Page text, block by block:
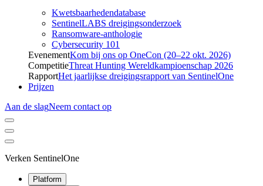
Kwetsbaarhedendatabase
SentinelLABS dreigingsonderzoek
Ransomware-anthologie
Cybersecurity 101
EvenementKom bij ons op OneCon (20–22 okt. 2026)
CompetitieThreat Hunting Wereldkampioenschap 2026
RapportHet jaarlijkse dreigingsrapport van SentinelOne
Prijzen
Aan de slagNeem contact op
Verken SentinelOne
Platform